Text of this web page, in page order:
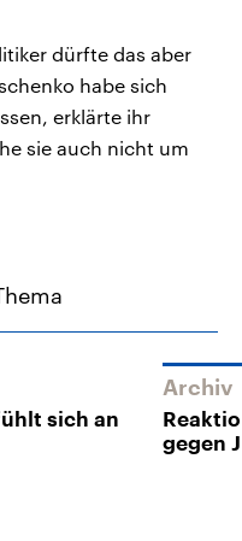
dürfte das aber
habe sich
erklärte ihr
sie auch nicht um
sich an
Archiv
gegen